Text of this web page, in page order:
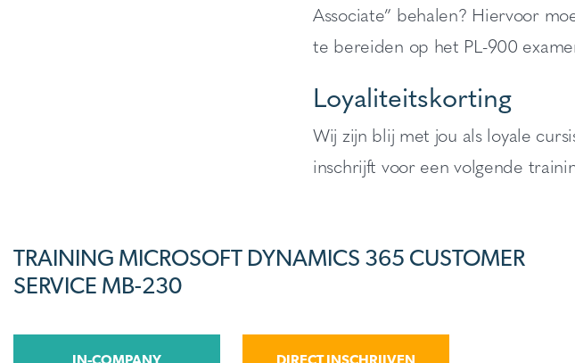
Associate” behalen? Hiervoor
te bereiden op het PL-900
Loyaliteitskorting
Wij zijn blij met jou als loyale
inschrijft voor een volgende
TRAINING MICROSOFT DYNAMICS 365 CUSTOMER
SERVICE MB-230